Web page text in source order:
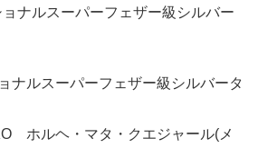
ナルスーパーフェザー級シルバー
ナルスーパーフェザー級シルバータ
ホルヘ・マタ・クエジャール(メ